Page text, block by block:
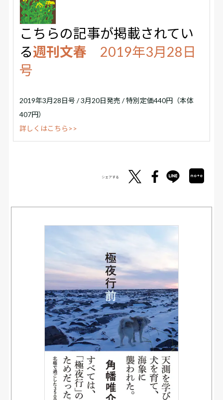
こちらの記事が掲載されてい
る週刊文春 2019年3月28日
号
2019年3月28日号 / 3月20日発売 / 特別定価440円（本体
407円）
詳しくはこちら>>
シェアする